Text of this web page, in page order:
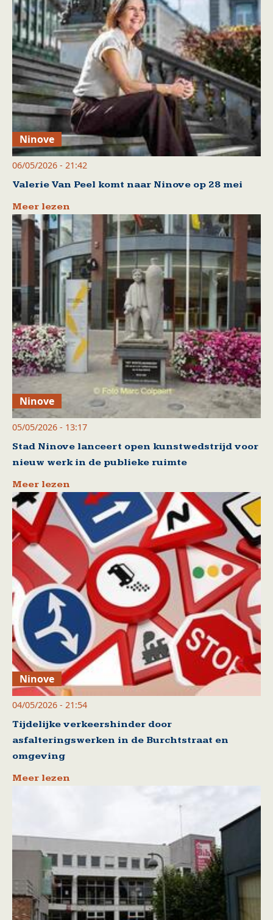
Ninove
06/05/2026 - 21:42
Valerie Van Peel komt naar Ninove op 28 mei
Meer lezen
Ninove
05/05/2026 - 13:17
Stad Ninove lanceert open kunstwedstrijd voor
nieuw werk in de publieke ruimte
Meer lezen
Ninove
04/05/2026 - 21:54
Tijdelijke verkeershinder door
asfalteringswerken in de Burchtstraat en
omgeving
Meer lezen